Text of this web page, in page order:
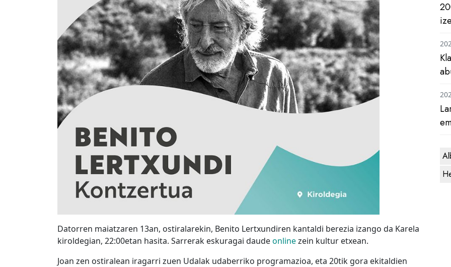
Datorren maiatzaren 13an, ostiralarekin, Benito Lertxundiren kantaldi berezia izango da Karela
kiroldegian, 22:00etan hasita. Sarrerak eskuragai daudeonlinezein kultur etxean.
Joan zen ostiralean iragarri zuen Udalak udaberriko programazioa, eta 20tik gora ekitaldien